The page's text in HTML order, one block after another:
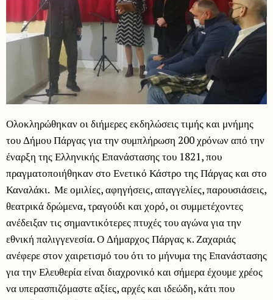
Ολοκληρώθηκαν οι διήμερες εκδηλώσεις τιμής και μνήμης
του Δήμου Πάργας για την συμπλήρωση 200 χρόνων από την
έναρξη της Ελληνικής Επανάστασης του 1821, που
πραγματοποιήθηκαν στο Ενετικό Κάστρο της Πάργας και στο
Καναλάκι. Με ομιλίες, αφηγήσεις, απαγγελίες, παρουσιάσεις,
θεατρικά δρώμενα, τραγούδι και χορό, οι συμμετέχοντες
ανέδειξαν τις σημαντικότερες πτυχές του αγώνα για την
εθνική παλιγγενεσία. Ο Δήμαρχος Πάργας κ. Ζαχαριάς
ανέφερε στον χαιρετισμό του ότι το μήνυμα της Επανάστασης
για την Ελευθερία είναι διαχρονικό και σήμερα έχουμε χρέος
να υπερασπιζόμαστε αξίες, αρχές και ιδεώδη, κάτι που